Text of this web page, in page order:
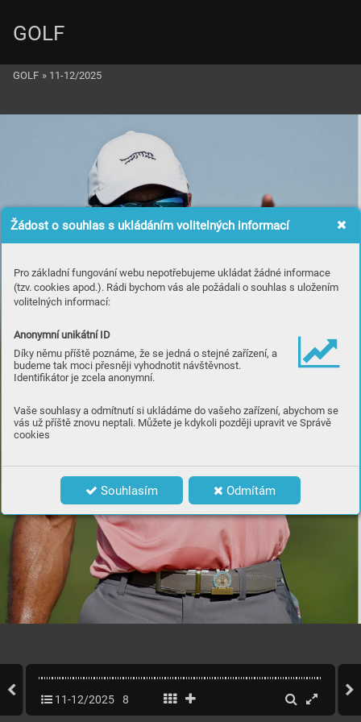
Žádost o souhlas s ukládáním volitelných informací
Pro základní fungování webu nepotřebujeme ukládat žádné informace
(tzv. cookies apod.). Rádi bychom vás ale požádali o souhlas s uložením
volitelných informací:
Anonymní unikátní ID
Díky němu příště poznáme, že se jedná o stejné zařízení, a
budeme tak moci přesněji vyhodnotit návštěvnost.
Identifikátor je zcela anonymní.
Vaše souhlasy a odmítnutí si ukládáme do vašeho zařízení, abychom se
vás už příště znovu neptali. Můžete je kdykoli později upravit ve Správě
cookies
Souhlasím Odmítám
GOLF
GOLF » 11-12/2025
11-12/2025 8